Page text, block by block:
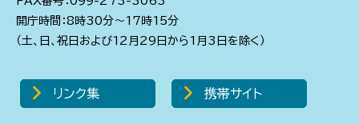
開庁時間：8時30分～17時15分
（土、日、祝日および12月29日から1月3日を除く）
リンク集 携帯サイト